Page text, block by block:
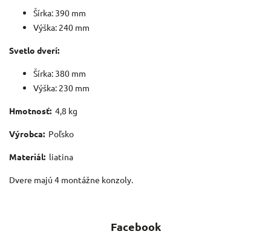
Šírka: 390 mm
Výška: 240 mm
Svetlo dverí:
Šírka: 380 mm
Výška: 230 mm
Hmotnosť: 4,8 kg
Výrobca: Poľsko
Materiál: liatina
Dvere majú 4 montážne konzoly.
Facebook